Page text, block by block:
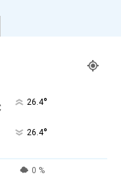
26.4°
26.4°
0 %